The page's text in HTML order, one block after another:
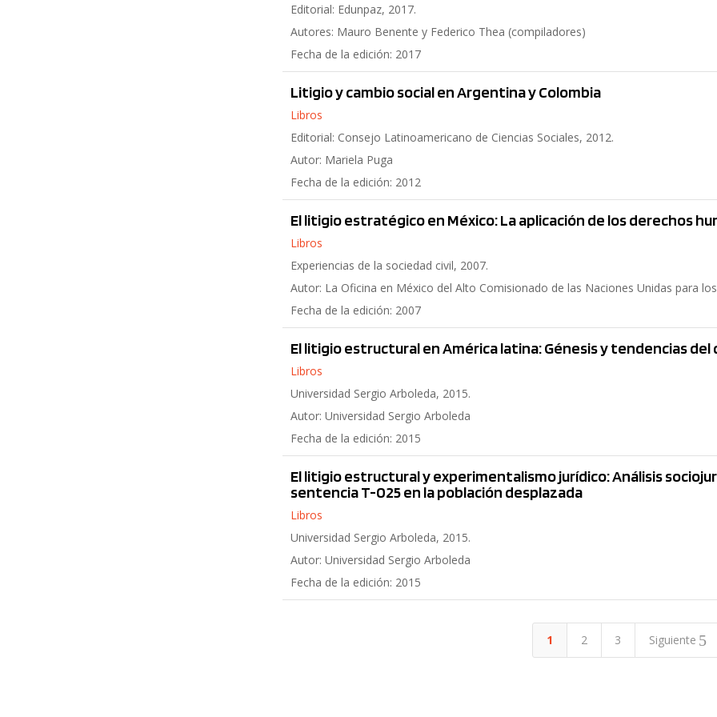
Editorial: Edunpaz, 2017.
Autores: Mauro Benente y Federico Thea (compiladores)
Fecha de la edición: 2017
Litigio y cambio social en Argentina y Colombia
Libros
Editorial: Consejo Latinoamericano de Ciencias Sociales, 2012.
Autor: Mariela Puga
Fecha de la edición: 2012
El litigio estratégico en México: La aplicación de los derechos
Libros
Experiencias de la sociedad civil, 2007.
Autor: La Oficina en México del Alto Comisionado de las Naciones Unidas para
Fecha de la edición: 2007
El litigio estructural en América latina: Génesis y tendencias
Libros
Universidad Sergio Arboleda, 2015.
Autor: Universidad Sergio Arboleda
Fecha de la edición: 2015
El litigio estructural y experimentalismo jurídico: Análisis
sentencia T-025 en la población desplazada
Libros
Universidad Sergio Arboleda, 2015.
Autor: Universidad Sergio Arboleda
Fecha de la edición: 2015
1 2 3 Siguiente 5